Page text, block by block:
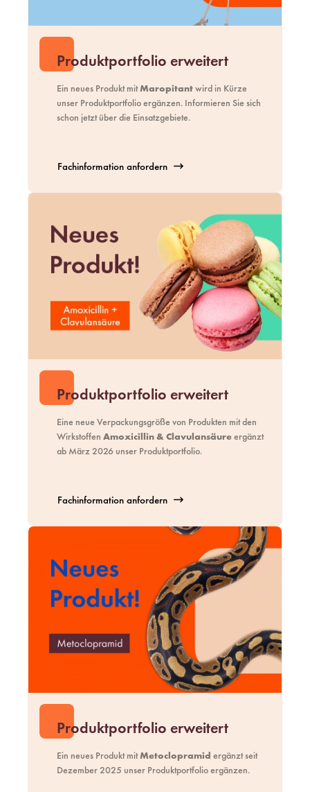
Produktportfolio erweitert
Ein neues Produkt mitMaropitantwird in Kürze
unser Produktportfolioergänzen. Informieren Sie sich
schon jetzt über die Einsatzgebiete.
Fachinformation anfordern
Produktportfolio erweitert
Eine neue Verpackungsgröße von Produkten mit den
Wirkstoffen Amoxicillin & Clavulansäureergänzt
ab März 2026 unser Produktportfolio.
Fachinformation anfordern
Produktportfolio erweitert
Ein neues Produkt mitMetoclopramid ergänzt seit
Dezember 2025 unser Produktportfolioergänzen.